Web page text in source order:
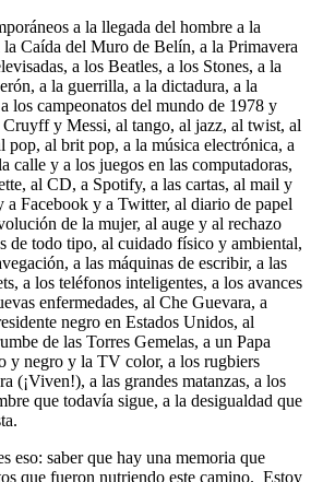
a la llegada del hombre a la
Caída del Muro de Belín, a la Primavera
a los Beatles, a los Stones, a la
a la guerrilla, a la dictadura, a la
los campeonatos del mundo de 1978 y
Cruyff y Messi, al tango, al jazz, al twist, al
al brit pop, a la música electrónica, a
calle y a los juegos en las computadoras,
al CD, a Spotify, a las cartas, al mail y
a Facebook y a Twitter, al diario de papel
de la mujer, al auge y al rechazo
de todo tipo, al cuidado físico y ambiental,
a las máquinas de escribir, a las
a los teléfonos inteligentes, a los avances
enfermedades, al Che Guevara, a
negro en Estados Unidos, al
de las Torres Gemelas, a un Papa
y negro y la TV color, a los rugbiers
(¡Viven!), a las grandes matanzas, a los
que todavía sigue, a la desigualdad que
eso: saber que hay una memoria que
que fueron nutriendo este camino. Estoy